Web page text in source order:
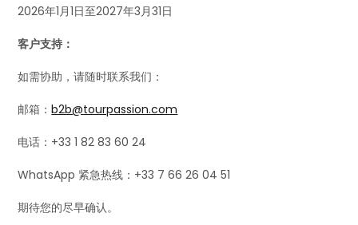
2026年1月1日至2027年3月31日
客户支持：
如需协助，请随时联系我们：
邮箱：b2b@tourpassion.com
电话：+33 1 82 83 60 24
WhatsApp 紧急热线：+33 7 66 26 04 51
期待您的尽早确认。